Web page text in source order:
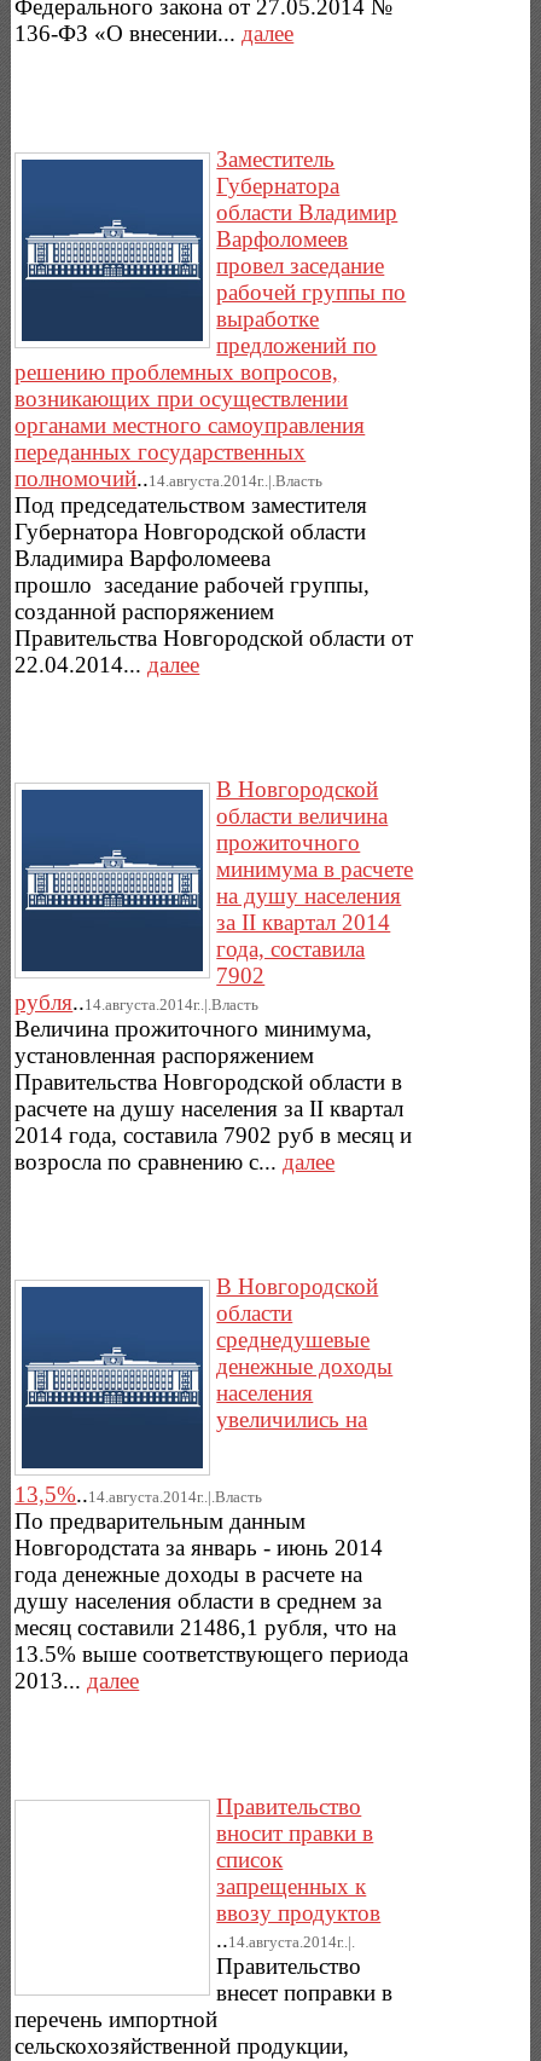
Федерального закона от 27.05.2014 №
136-ФЗ «О внесении...далее
Заместитель
Губернатора
области Владимир
Варфоломеев
провел заседание
рабочей группы по
выработке
предложений по
решению проблемных вопросов,
возникающих при осуществлении
органами местного самоуправления
переданных государственных
полномочий..14.августа.2014г..|.Власть
Под председательством заместителя
Губернатора Новгородской области
Владимира Варфоломеева
прошло заседание рабочей группы,
созданной распоряжением
Правительства Новгородской области от
22.04.2014... далее
В Новгородской
области величина
прожиточного
минимума в расчете
на душу населения
за II квартал 2014
года, составила
7902
рубля..14.августа.2014г..|.Власть
Величина прожиточного минимума,
установленная распоряжением
Правительства Новгородской области в
расчете на душу населения за II квартал
2014 года, составила 7902 руб в месяц и
возросла по сравнению с... далее
В Новгородской
области
среднедушевые
денежные доходы
населения
увеличились на
13,5%..14.августа.2014г..|.Власть
По предварительным данным
Новгородстата за январь - июнь 2014
года денежные доходы в расчете на
душу населения области в среднем за
месяц составили 21486,1 рубля, что на
13.5% выше соответствующего периода
2013...далее
Правительство
вносит правки в
список
запрещенных к
ввозу продуктов
..14.августа.2014г..|.
Правительство
внесет поправки в
перечень импортной
сельскохозяйственной продукции,